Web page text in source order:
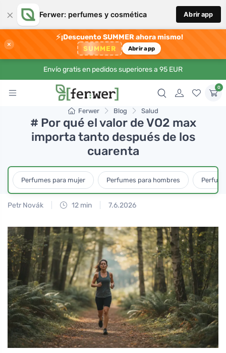
× Ferwer: perfumes y cosmética Abrir app
×
⚡¡Descuento SUMMER ahora mismo!
SUMMER Abrir app
Envío gratis en pedidos superiores a 95 EUR
0
Ferwer Blog Salud
# Por qué el valor de VO2 max
importa tanto después de los
cuarenta
Perfumes para mujer Perfumes para hombres
Petr Novák 12 min 7.6.2026